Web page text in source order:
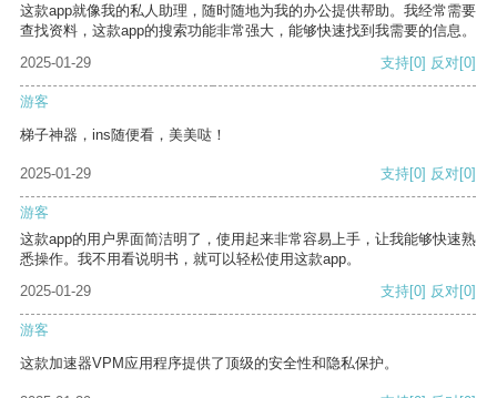
这款app就像我的私人助理，随时随地为我的办公提供帮助。我经常需要
查找资料，这款app的搜索功能非常强大，能够快速找到我需要的信息。
2025-01-29
支持[0] 反对[0]
游客
梯子神器，ins随便看，美美哒！
2025-01-29 支持[0] 反对[0]
游客
这款app的用户界面简洁明了，使用起来非常容易上手，让我能够快速熟
悉操作。我不用看说明书，就可以轻松使用这款app。
2025-01-29
支持[0] 反对[0]
游客
这款加速器VPM应用程序提供了顶级的安全性和隐私保护。